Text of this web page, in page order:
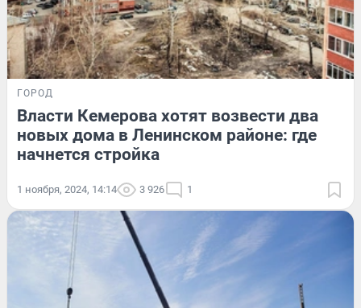
ГОРОД
Власти Кемерова хотят возвести два
новых дома в Ленинском районе: где
начнется стройка
1 ноября, 2024, 14:14 3 926 1